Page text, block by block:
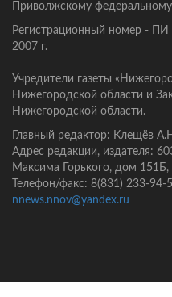
Приволжскому федеральному
Регистрационный номер -
2007 г.
Учредители газеты
Нижегородской области и
Нижегородской области.
Главный редактор: Клещёв
Адрес редакции, издателя:
Максима Горького, дом
Телефон/факс: 8(831) 233-
nnews.nnov@yandex.ru